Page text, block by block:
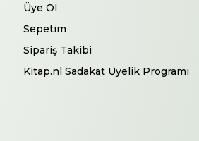
Üye Ol
Sepetim
Sipariş Takibi
Kitap.nl Sadakat Üyelik Programı